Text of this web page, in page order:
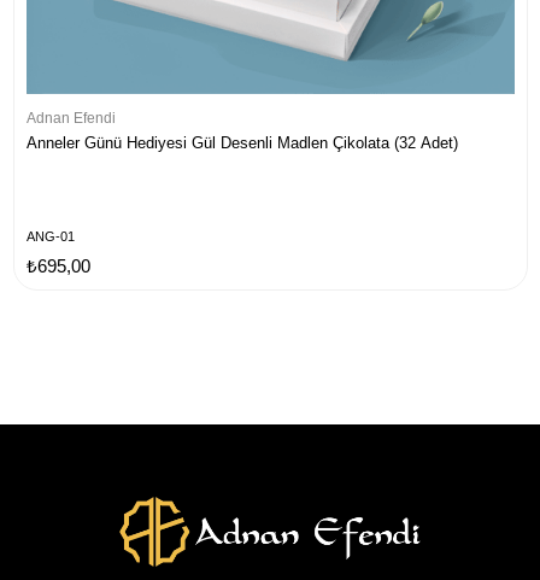
Adnan Efendi
Anneler Günü Hediyesi Gül Desenli Madlen Çikolata (32 Adet)
ANG-01
₺695,00